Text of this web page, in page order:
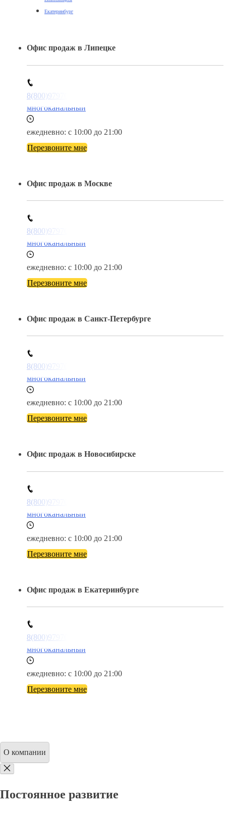
Екатеринбург
Офис продаж в Липецке
8(800)9797043
многоканальный
ежедневно: с 10:00 до 21:00
Перезвоните мне
Офис продаж в Москве
8(800)9797043
многоканальный
ежедневно: с 10:00 до 21:00
Перезвоните мне
Офис продаж в Санкт-Петербурге
8(800)9797043
многоканальный
ежедневно: с 10:00 до 21:00
Перезвоните мне
Офис продаж в Новосибирске
8(800)9797043
многоканальный
ежедневно: с 10:00 до 21:00
Перезвоните мне
Офис продаж в Екатеринбурге
8(800)9797043
многоканальный
ежедневно: с 10:00 до 21:00
Перезвоните мне
О компании
Постоянное развитие